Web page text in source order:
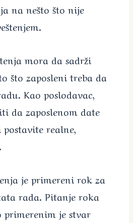
na nešto što nije
mora da sadrži
što zaposleni treba da
Kao poslodavac,
da zaposlenom date
realne,
je primereni rok za
rada. Pitanje roka
primerenim je stvar